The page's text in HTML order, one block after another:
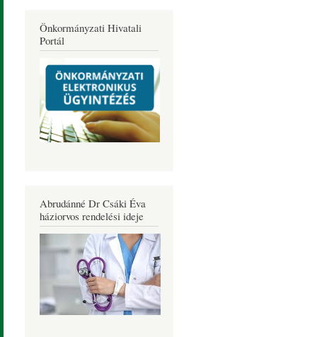
Önkormányzati Hivatali
Portál
Abrudánné Dr Csáki Éva
háziorvos rendelési ideje